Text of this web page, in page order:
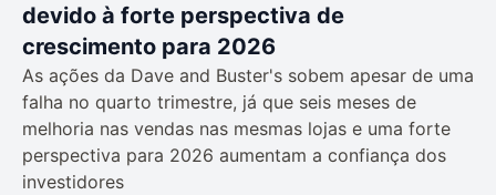
devido à forte perspectiva de
crescimento para 2026
As ações da Dave and Buster's sobem apesar de uma
falha no quarto trimestre, já que seis meses de
melhoria nas vendas nas mesmas lojas e uma forte
perspectiva para 2026 aumentam a confiança dos
investidores